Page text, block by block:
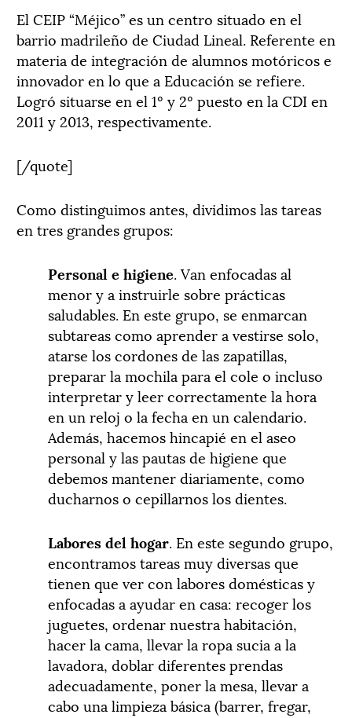
El CEIP “Méjico” es un centro situado en el
barrio madrileño de Ciudad Lineal. Referente en
materia de integración de alumnos motóricos e
innovador en lo que a Educación se refiere.
Logró situarse en el 1º y 2º puesto en la CDI en
2011 y 2013, respectivamente.
[/quote]
Como distinguimos antes, dividimos las tareas
en tres grandes grupos:
Personal e higiene. Van enfocadas al
menor y a instruirle sobre prácticas
saludables. En este grupo, se enmarcan
subtareas como aprender a vestirse solo,
atarse los cordones de las zapatillas,
preparar la mochila para el cole o incluso
interpretar y leer correctamente la hora
en un reloj o la fecha en un calendario.
Además, hacemos hincapié en el aseo
personal y las pautas de higiene que
debemos mantener diariamente, como
ducharnos o cepillarnos los dientes.
Labores del hogar. En este segundo grupo,
encontramos tareas muy diversas que
tienen que ver con labores domésticas y
enfocadas a ayudar en casa: recoger los
juguetes, ordenar nuestra habitación,
hacer la cama, llevar la ropa sucia a la
lavadora, doblar diferentes prendas
adecuadamente, poner la mesa, llevar a
cabo una limpieza básica (barrer, fregar,